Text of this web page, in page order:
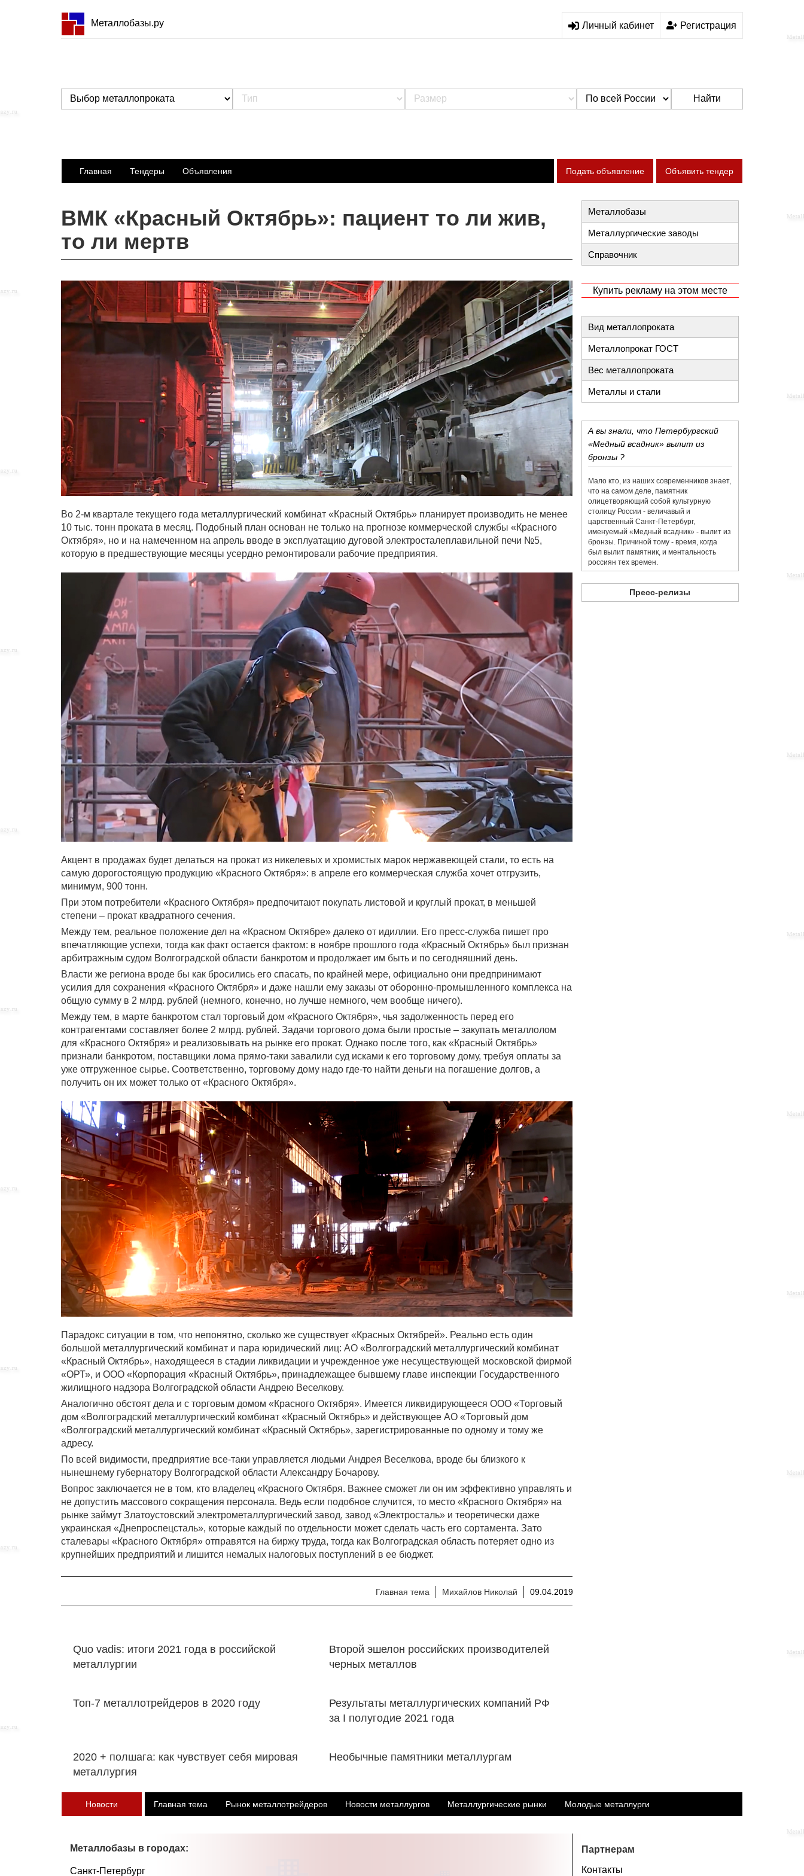
Металлобазы.ру Личный кабинет Регистрация
Найти
Главная Тендеры Объявления Подать объявление Объявить тендер
ВМК «Красный Октябрь»: пациент то ли жив,
то ли мертв
Во 2-м квартале текущего года металлургический комбинат «Красный Октябрь» планирует производить не менее
10 тыс. тонн проката в месяц. Подобный план основан не только на прогнозе коммерческой службы «Красного
Октября», но и на намеченном на апрель вводе в эксплуатацию дуговой электросталеплавильной печи №5,
которую в предшествующие месяцы усердно ремонтировали рабочие предприятия.
Акцент в продажах будет делаться на прокат из никелевых и хромистых марок нержавеющей стали, то есть на
самую дорогостоящую продукцию «Красного Октября»: в апреле его коммерческая служба хочет отгрузить,
минимум, 900 тонн.
При этом потребители «Красного Октября» предпочитают покупать листовой и круглый прокат, в меньшей
степени – прокат квадратного сечения.
Между тем, реальное положение дел на «Красном Октябре» далеко от идиллии. Его пресс-служба пишет про
впечатляющие успехи, тогда как факт остается фактом: в ноябре прошлого года «Красный Октябрь» был признан
арбитражным судом Волгоградской области банкротом и продолжает им быть и по сегодняшний день.
Власти же региона вроде бы как бросились его спасать, по крайней мере, официально они предпринимают
усилия для сохранения «Красного Октября» и даже нашли ему заказы от оборонно-промышленного комплекса на
общую сумму в 2 млрд. рублей (немного, конечно, но лучше немного, чем вообще ничего).
Между тем, в марте банкротом стал торговый дом «Красного Октября», чья задолженность перед его
контрагентами составляет более 2 млрд. рублей. Задачи торгового дома были простые – закупать металлолом
для «Красного Октября» и реализовывать на рынке его прокат. Однако после того, как «Красный Октябрь»
признали банкротом, поставщики лома прямо-таки завалили суд исками к его торговому дому, требуя оплаты за
уже отгруженное сырье. Соответственно, торговому дому надо где-то найти деньги на погашение долгов, а
получить он их может только от «Красного Октября».
Парадокс ситуации в том, что непонятно, сколько же существует «Красных Октябрей». Реально есть один
большой металлургический комбинат и пара юридический лиц: АО «Волгоградский металлургический комбинат
«Красный Октябрь», находящееся в стадии ликвидации и учрежденное уже несуществующей московской фирмой
«ОРТ», и ООО «Корпорация «Красный Октябрь», принадлежащее бывшему главе инспекции Государственного
жилищного надзора Волгоградской области Андрею Веселкову.
Аналогично обстоят дела и с торговым домом «Красного Октября». Имеется ликвидирующееся ООО «Торговый
дом «Волгоградский металлургический комбинат «Красный Октябрь» и действующее АО «Торговый дом
«Волгоградский металлургический комбинат «Красный Октябрь», зарегистрированные по одному и тому же
адресу.
По всей видимости, предприятие все-таки управляется людьми Андрея Веселкова, вроде бы близкого к
нынешнему губернатору Волгоградской области Александру Бочарову.
Вопрос заключается не в том, кто владелец «Красного Октября. Важнее сможет ли он им эффективно управлять и
не допустить массового сокращения персонала. Ведь если подобное случится, то место «Красного Октября» на
рынке займут Златоустовский электрометаллургический завод, завод «Электросталь» и теоретически даже
украинская «Днепроспецсталь», которые каждый по отдельности может сделать часть его сортамента. Зато
сталевары «Красного Октября» отправятся на биржу труда, тогда как Волгоградская область потеряет одно из
крупнейших предприятий и лишится немалых налоговых поступлений в ее бюджет.
Главная тема Михайлов Николай 09.04.2019
Quo vadis: итоги 2021 года в российской
металлургии
Второй эшелон российских производителей
черных металлов
​Топ-7 металлотрейдеров в 2020 году
​Результаты металлургических компаний РФ
за I полугодие 2021 года
​2020 + полшага: как чувствует себя мировая
металлургия
Необычные памятники металлургам
Металлобазы
Металлургические заводы
Справочник
Купить рекламу на этом месте
Вид металлопроката
Металлопрокат ГОСТ
Вес металлопроката
Металлы и стали
А вы знали, что Петербургский
«Медный всадник» вылит из
бронзы ?
Мало кто, из наших современников знает,
что на самом деле, памятник
олицетворяющий собой культурную
столицу России - величавый и
царственный Санкт-Петербург,
именуемый «Медный всадник» - вылит из
бронзы. Причиной тому - время, когда
был вылит памятник, и ментальность
россиян тех времен.
Пресс-релизы
Новости Главная тема Рынок металлотрейдеров Новости металлургов Металлургические рынки Молодые металлурги
Металлобазы в городах:
Санкт-Петербург
Партнерам
Контакты